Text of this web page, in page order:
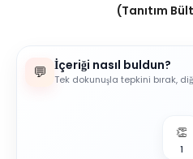
(Tanıtım
💬 İçeriği nasıl buldun?
Tek dokunuşla tepkini bırak,
👏
1